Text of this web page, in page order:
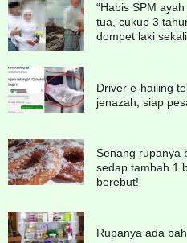
“Habis SPM
tua, cukup 3
dompet laki
Driver e-hailing
jenazah, siap
Senang rupanya
sedap tambah 1
berebut!
Rupanya ada